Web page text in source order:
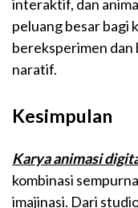
interaktif, dan
peluang besar
bereksperimen dan
naratif.
Kesimpulan
Karya animasi
kombinasi
imajinasi. Dari